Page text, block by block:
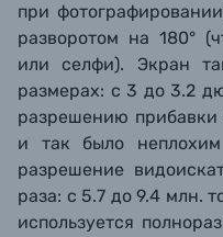
при
разворотом на 180°
или селфи). Экран
размерах: с 3 до 3.2
разрешению
и так было
разрешение
раза: с 5.7 до 9.4 млн.
используется